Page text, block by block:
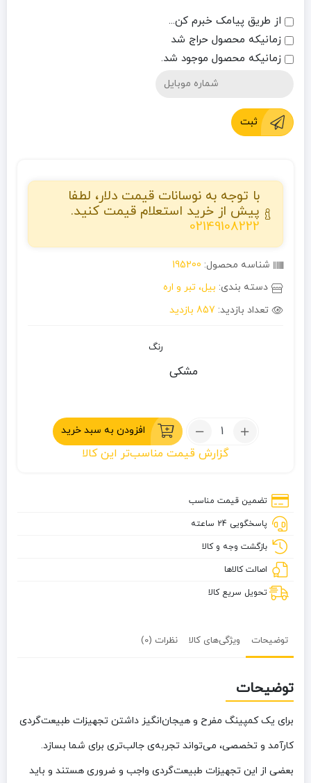
از طریق پیامک خبرم کن...
زمانیکه محصول حراج شد
زمانیکه محصول موجود شد.
ثبت
با توجه به نوسانات قیمت دلار، لطفا
پیش از خرید استعلام قیمت کنید.
02149108222
شناسه محصول: 195200
دسته بندی: بیل، تبر و اره
تعداد بازدید: 857 بازدید
رنگ
مشکی
تعداد:
کلنگ
افزودن به سبد خرید
گزارش قیمت مناسب‌تر این کالا
تضمین قیمت مناسب
پاسخگویی 24 ساعته
بازگشت وجه و کالا
اصالت کالاها
تحویل سریع کالا
توضیحات ویژگی‌های کالا نظرات (0)
توضیحات
برای یک کمپینگ مفرح و هیجان‌انگیز داشتن تجهیزات طبیعت‌گردی
کارآمد و تخصصی، می‌تواند تجربه‌ی جالب‌تری برای شما بسازد.
بعضی از این تجهیزات طبیعت‌گردی واجب و ضروری هستند و باید